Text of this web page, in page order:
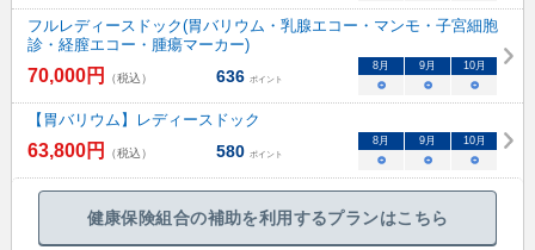
フルレディースドック(胃バリウム・乳腺エコー・マンモ・子宮細胞
診・経膣エコー・腫瘍マーカー)
70,000円 （税込） 636 ポイント
8 月 9 月 10月
○ ○ ○
【胃バリウム】レディースドック
63,800円 （税込） 580 ポイント
8 月 9 月 10月
○ ○ ○
健康保険組合の補助を利用するプランはこちら